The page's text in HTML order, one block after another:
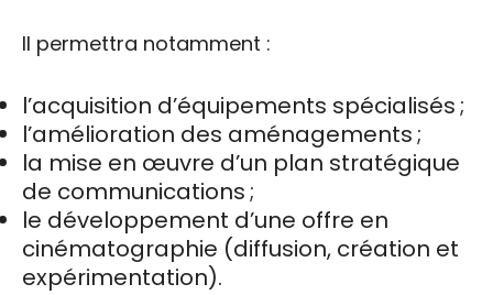
Il permettra notamment :
l’acquisition d’équipements spécialisés ;
l’amélioration des aménagements ;
la mise en œuvre d’un plan stratégique
de communications ;
le développement d’une offre en
cinématographie (diffusion, création et
expérimentation).